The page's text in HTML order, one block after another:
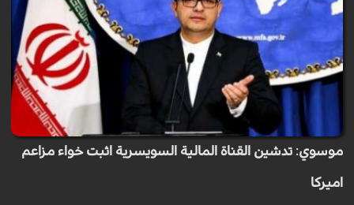
موسوي: تدشين القناة المالية السويسرية اثبت خواء مزاعم
اميركا